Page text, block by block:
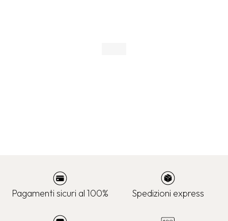
Pagamenti sicuri al 100% Spedizioni express